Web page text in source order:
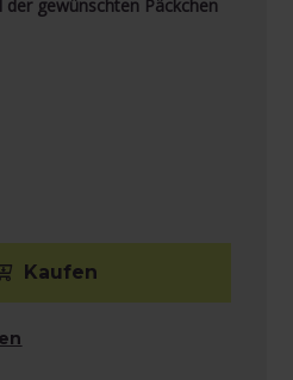
der gewünschten Päckchen